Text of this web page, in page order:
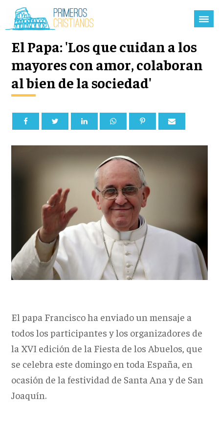
El Papa: 'Los que cuidan a los
mayores con amor, colaboran
al bien de la sociedad'
El papa Francisco ha enviado un mensaje a
todos los participantes y los organizadores de
la XVI edición de la Fiesta de los Abuelos, que
se celebra este domingo en toda España, en
ocasión de la festividad de Santa Ana y de San
Joaquín.